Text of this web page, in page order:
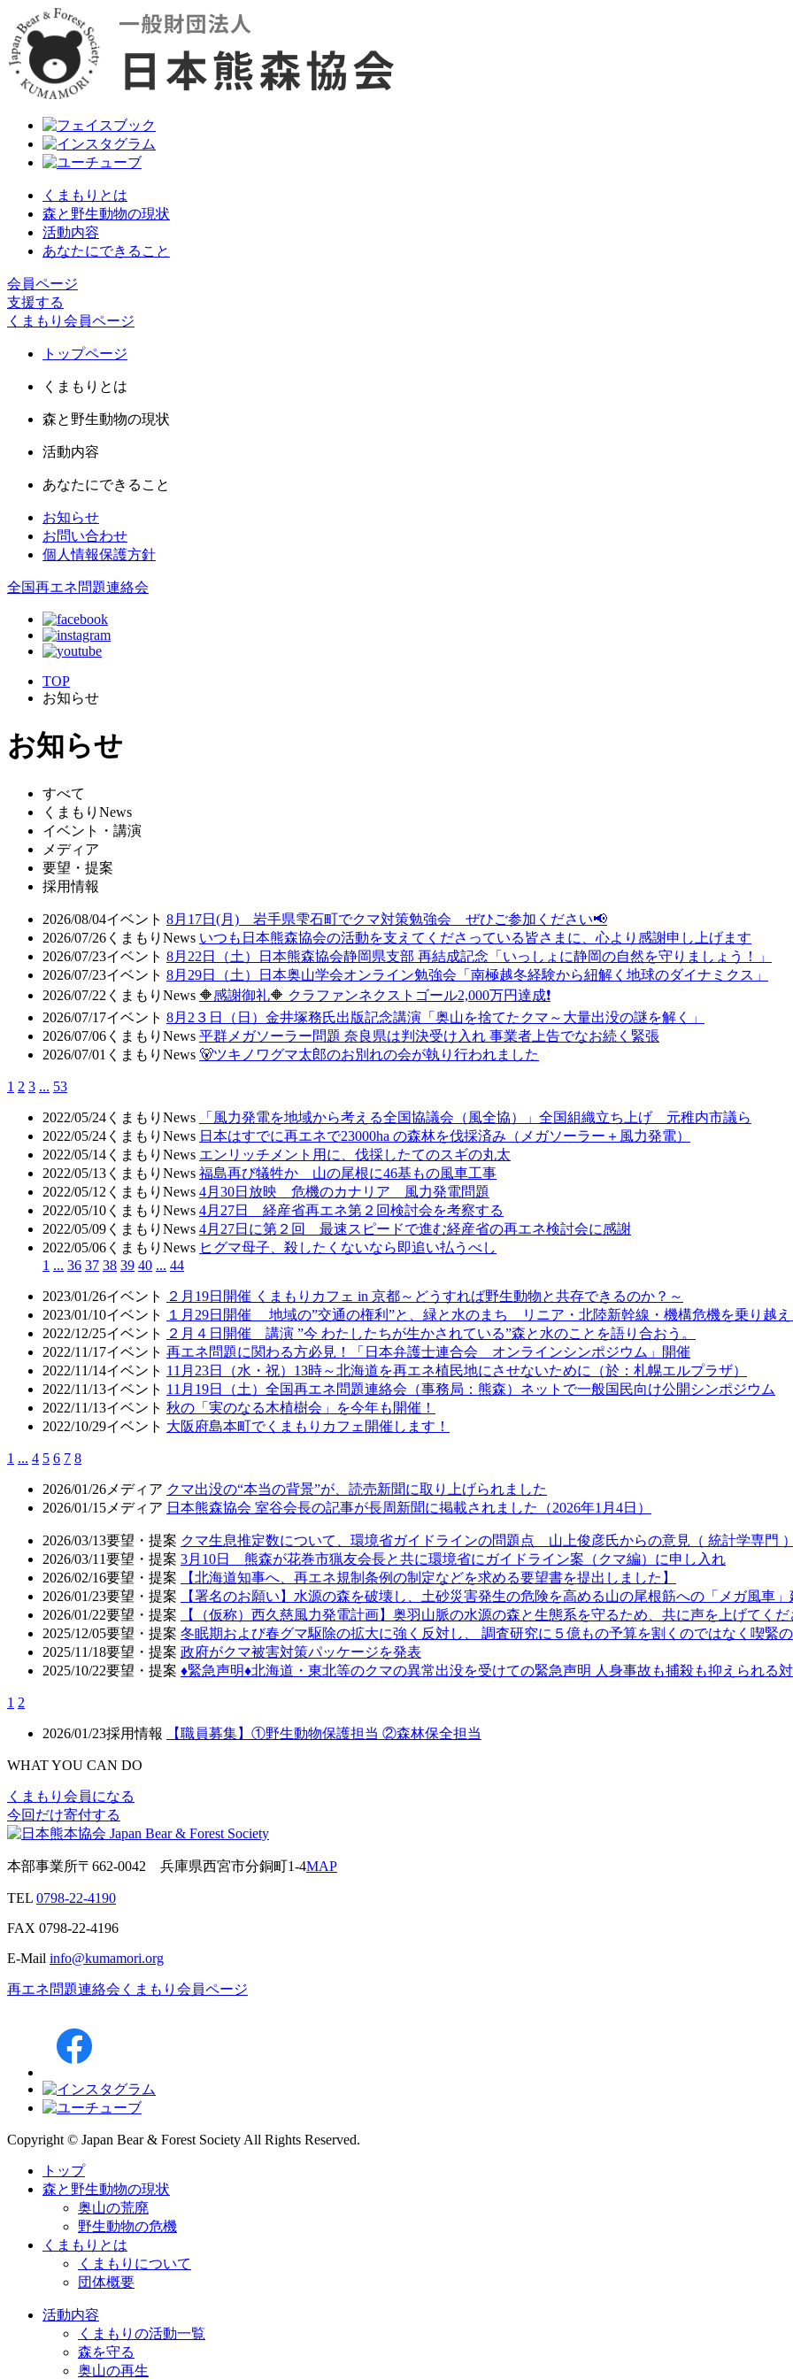
くまもりとは
森と野生動物の現状
活動内容
あなたにできること
会員ページ
支援する
くまもり会員ページ
トップページ
くまもりとは
森と野生動物の現状
活動内容
あなたにできること
お知らせ
お問い合わせ
個人情報保護方針
全国再エネ問題連絡会
TOP
お知らせ
お知らせ
すべて
くまもりNews
イベント・講演
メディア
要望・提案
採用情報
2026/08/04イベント 8月17日(月) 岩手県雫石町でクマ対策勉強会 ぜひご参加ください📢
2026/07/26 くまもりNews いつも日本熊森協会の活動を支えてくださっている皆さまに、心より感謝申し上げます
2026/07/23イベント 8月22日（土）日本熊森協会静岡県支部 再結成記念「いっしょに静岡の自然を守りましょう！」
2026/07/23イベント 8月29日（土）日本奥山学会オンライン勉強会「南極越冬経験から紐解く地球のダイナミクス」
2026/07/22 くまもりNews 🔶感謝御礼🔶 クラファンネクストゴール2,000万円達成❗
2026/07/17イベント 8月2３日（日）金井塚務氏出版記念講演「奥山を捨てたクマ～大量出没の謎を解く」
2026/07/06 くまもりNews 平群メガソーラー問題 奈良県は判決受け入れ 事業者上告でなお続く緊張
2026/07/01 くまもりNews 🐻ツキノワグマ太郎のお別れの会が執り行われました
1 2 3 ... 53
2022/05/24 くまもりNews
「風力発電を地域から考える全国協議会（風全協）」全国組織立ち上げ 元稚内市議ら
2022/05/24 くまもりNews 日本はすでに再エネで23000ha の森林を伐採済み（メガソーラー＋風力発電）
2022/05/14 くまもりNews エンリッチメント用に、伐採したてのスギの丸太
2022/05/13 くまもりNews 福島再び犠牲か 山の尾根に46基もの風車工事
2022/05/12 くまもりNews 4月30日放映 危機のカナリア 風力発電問題
2022/05/10 くまもりNews 4月27日 経産省再エネ第２回検討会を考察する
2022/05/09 くまもりNews 4月27日に第２回 最速スピードで進む経産省の再エネ検討会に感謝
2022/05/06 くまもりNews ヒグマ母子、殺したくないなら即追い払うべし
1 ... 36 37 38 39 40 ... 44
2023/01/26イベント
２月19日開催 くまもりカフェ in 京都～どうすれば野生動物と共存できるのか？～
2023/01/10イベント
１月29日開催 地域の”交通の権利”と、緑と水のまち リニア・北陸新幹線・機構危機を乗り越
2022/12/25イベント
２月４日開催 講演 ”今 わたしたちが生かされている”森と水のことを語り合おう。
2022/11/17イベント 再エネ問題に関わる方必見！「日本弁護士連合会 オンラインシンポジウム」開催
2022/11/14イベント 11月23日（水・祝）13時～北海道を再エネ植民地にさせないために（於：札幌エルプラザ）
2022/11/13イベント 11月19日（土）全国再エネ問題連絡会（事務局：熊森）ネットで一般国民向け公開シンポジウム
2022/11/13イベント 秋の「実のなる木植樹会」を今年も開催！
2022/10/29イベント 大阪府島本町でくまもりカフェ開催します！
1 ... 4 5 6 7 8
2026/01/26 メディア クマ出没の“本当の背景”が、読売新聞に取り上げられました
2026/01/15 メディア 日本熊森協会 室谷会長の記事が長周新聞に掲載されました（2026年1月4日）
2026/03/13要望・提案 クマ生息推定数について、環境省ガイドラインの問題点 山上俊彦氏からの意見（ 統計学専門
2026/03/11要望・提案 3月10日 熊森が花巻市猟友会長と共に環境省にガイドライン案（クマ編）に申し入れ
2026/02/16要望・提案
【北海道知事へ、再エネ規制条例の制定などを求める要望書を提出しました】
2026/01/23要望・提案
【署名のお願い】水源の森を破壊し、土砂災害発生の危険を高める山の尾根筋への「メガ風車
2026/01/22要望・提案
【（仮称）西久慈風力発電計画】奥羽山脈の水源の森と生態系を守るため、共に声を上げてく
2025/12/05要望・提案 冬眠期および春グマ駆除の拡大に強く反対し、 調査研究に５億もの予算を割くのではなく喫緊
2025/11/18要望・提案 政府がクマ被害対策パッケージを発表
2025/10/22要望・提案 ♦️緊急声明♦️北海道・東北等のクマの異常出没を受けての緊急声明 人身事故も捕殺も抑えられる
1 2
2026/01/23採用情報 【職員募集】①野生動物保護担当 ②森林保全担当
WHAT YOU CAN DO
くまもり会員になる
今回だけ寄付する
本部事業所〒662-0042 兵庫県西宮市分銅町1-4MAP
TEL 0798-22-4190
FAX 0798-22-4196
E-Mail info@kumamori.org
再エネ問題連絡会 くまもり会員ページ
Copyright © Japan Bear & Forest Society All Rights Reserved.
トップ
森と野生動物の現状
奥山の荒廃
野生動物の危機
くまもりとは
くまもりについて
団体概要
活動内容
くまもりの活動一覧
森を守る
奥山の再生